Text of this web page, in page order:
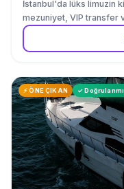
İstanbul'da lüks limuzin
mezuniyet, VIP transfer
klasik limuzin kiralama.
yarımadaya, alışveriş
⚡ ÖNE ÇIKAN ✓